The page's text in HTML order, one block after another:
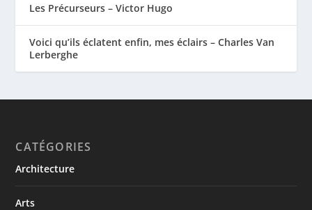
Les Précurseurs – Victor Hugo
Voici qu’ils éclatent enfin, mes éclairs – Charles Van
Lerberghe
CATÉGORIES
Architecture
Arts